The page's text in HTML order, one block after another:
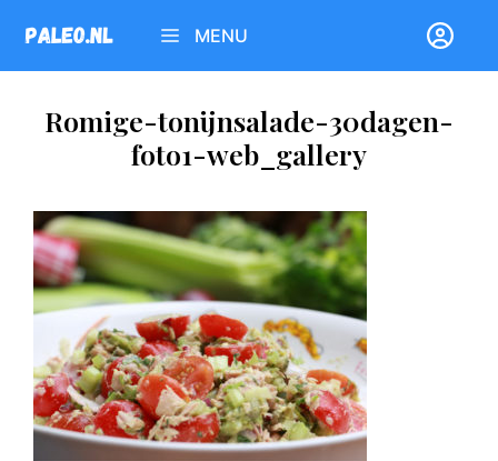
naar
de
MENU
Romige-tonijnsalade-30dagen-
foto1-web_gallery